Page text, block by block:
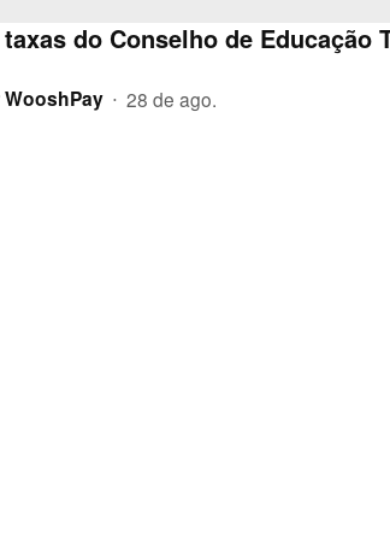
do Conselho de Educação
• 28 de ago.